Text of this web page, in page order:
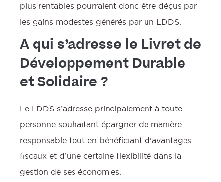
plus rentables pourraient donc être déçus par
les gains modestes générés par un LDDS.
A qui s’adresse le Livret de
Développement Durable
et Solidaire ?
Le LDDS s’adresse principalement à toute
personne souhaitant épargner de manière
responsable tout en bénéficiant d’avantages
fiscaux et d’une certaine flexibilité dans la
gestion de ses économies.